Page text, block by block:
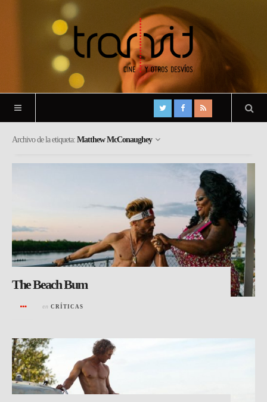
Archivo de la etiqueta: Matthew McConaughey
The Beach Bum
en CRÍTICAS